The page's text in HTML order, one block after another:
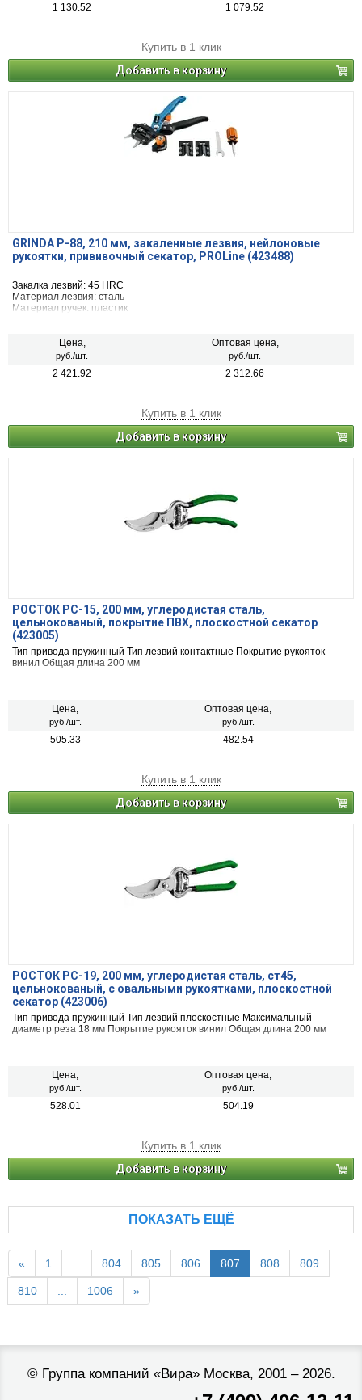
1 130.52 1 079.52
Купить в 1 клик
Добавить в корзину
GRINDA P-88, 210 мм, закаленные лезвия, нейлоновые
рукоятки, прививочный секатор, PROLine (423488)
Закалка лезвий: 45 HRC
Материал лезвия: сталь
Материал ручек: пластик
Цена,
руб./шт.
Оптовая цена,
руб./шт.
2 421.92 2 312.66
Купить в 1 клик
Добавить в корзину
РОСТОК PC-15, 200 мм, углеродистая сталь,
цельнокованый, покрытие ПВХ, плоскостной секатор
(423005)
Тип привода пружинный Тип лезвий контактные Покрытие рукояток
винил Общая длина 200 мм
Цена,
руб./шт.
Оптовая цена,
руб./шт.
505.33 482.54
Купить в 1 клик
Добавить в корзину
РОСТОК PC-19, 200 мм, углеродистая сталь, ст45,
цельнокованый, с овальными рукоятками, плоскостной
секатор (423006)
Тип привода пружинный Тип лезвий плоскостные Максимальный
диаметр реза 18 мм Покрытие рукояток винил Общая длина 200 мм
Цена,
руб./шт.
Оптовая цена,
руб./шт.
528.01 504.19
Купить в 1 клик
Добавить в корзину
ПОКАЗАТЬ ЕЩЁ
« 1 ... 804 805 806 807 808 809
810 ... 1006 »
© Группа компаний «Вира»Москва, 2001 – 2026.